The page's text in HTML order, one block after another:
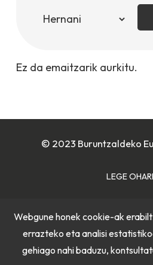
Ez da emaitzarik aurkitu.
© 2023 Buruntzaldeko
LEGE
PRIBATUTASUN
Webgune honek cookie-ak
errazteko eta analisi
gehiago nahi baduzu,